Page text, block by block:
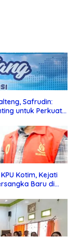
Safrudin:
untuk Perkuat
Kotim, Kejati
Baru di